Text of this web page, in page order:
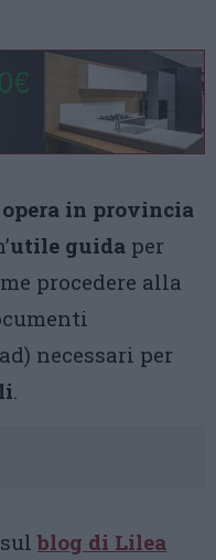
opera in provincia
utile guida per
procedere alla
necessari per
.
sulblog di Lilea